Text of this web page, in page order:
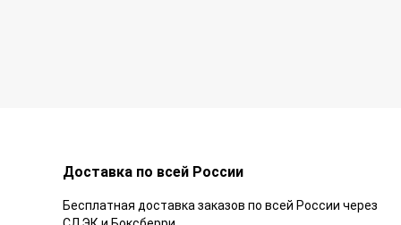
Доставка по всей России
Бесплатная доставка заказов по всей России через